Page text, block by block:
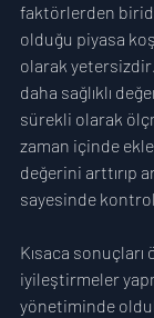
faktörlerden
olduğu piyasa
olarak
daha sağlıklı
sürekli olarak
zaman içinde
değerini arttırıp
sayesinde
Kısaca
iyileştirmeler
yönetiminde